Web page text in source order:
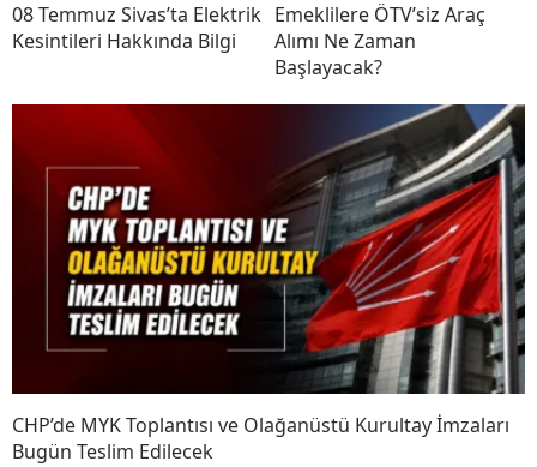
08 Temmuz Sivas’ta Elektrik
Kesintileri Hakkında Bilgi
Emeklilere ÖTV’siz Araç
Alımı Ne Zaman
Başlayacak?
CHP’de MYK Toplantısı ve Olağanüstü Kurultay İmzaları
Bugün Teslim Edilecek